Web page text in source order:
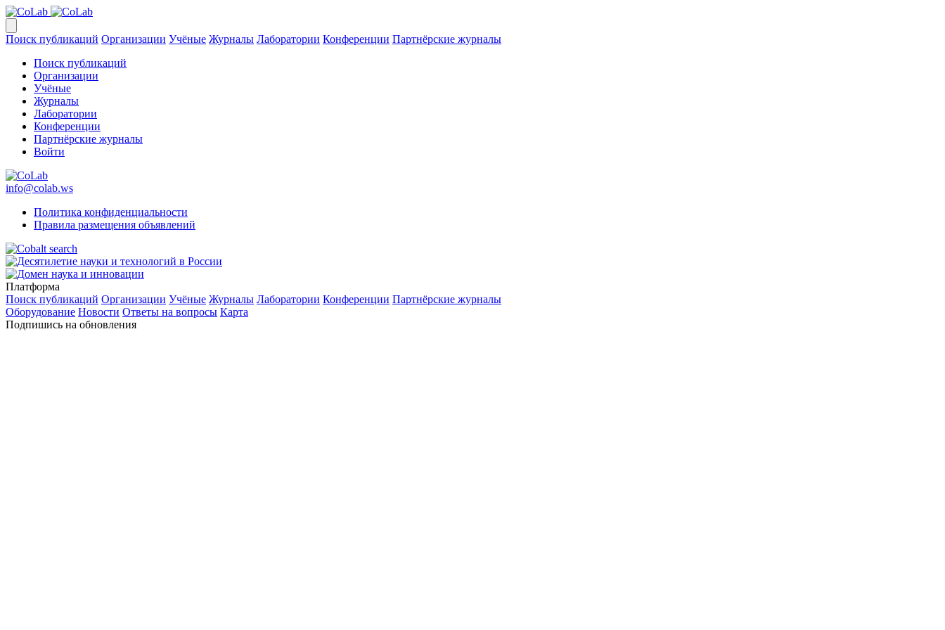
Поиск публикаций Организации Учёные Журналы Лаборатории Конференции Партнёрские журналы
Поиск публикаций
Организации
Учёные
Журналы
Лаборатории
Конференции
Партнёрские журналы
Войти
info@colab.ws
Политика конфиденциальности
Правила размещения объявлений
Платформа
Поиск публикаций Организации Учёные Журналы Лаборатории Конференции Партнёрские журналы
Оборудование Новости Ответы на вопросы Карта
Подпишись на обновления